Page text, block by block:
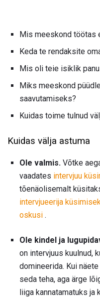
Mis meeskond töötas
Keda te rendaksite
Mis oli teie isiklik
Miks meeskond
saavutamiseks?
Kuidas toime tulnud
Kuidas välja astuma
Ole valmis. Võtke
vaadates intervjuu
tõenäolisemalt
intervjueerija
oskusi .
Ole kindel ja
on intervjuus kuulnud,
domineerida. Kui
seda teha, aga ärge
liiga kannatamatuks